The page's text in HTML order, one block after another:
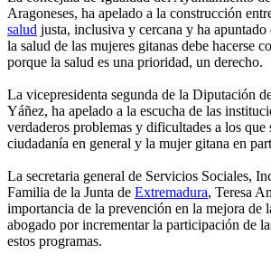
Aragoneses, ha apelado a la construcción
salud justa, inclusiva y cercana y ha
la salud de las mujeres gitanas debe hacerse
porque la salud es una prioridad, un derecho.
La vicepresidenta segunda de la Diputación
Yáñez, ha apelado a la escucha de las
verdaderos problemas y dificultades a los que
ciudadanía en general y la mujer gitana en
La secretaria general de Servicios Sociales,
Familia de la Junta de Extremadura, Teresa
importancia de la prevención en la mejora de
abogado por incrementar la participación de
estos programas.